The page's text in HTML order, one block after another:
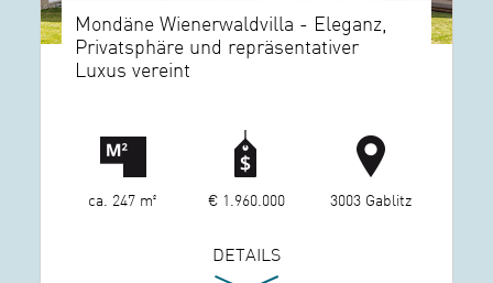
Mondäne Wienerwaldvilla - Eleganz,
Privatsphäre und repräsentativer
Luxus vereint
ca. 247 m² € 1.960.000 3003 Gablitz
DETAILS